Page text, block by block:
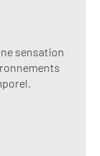
sensation